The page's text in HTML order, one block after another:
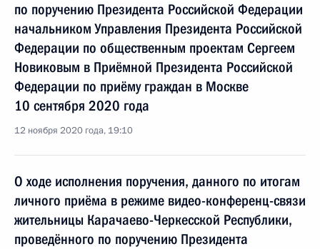
по поручению Президента Российской Федерации
начальником Управления Президента Российской
Федерации по общественным проектам Сергеем
Новиковым в Приёмной Президента Российской
Федерации по приёму граждан в Москве
10 сентября 2020 года
12 ноября 2020 года, 19:10
О ходе исполнения поручения, данного по итогам
личного приёма в режиме видео-конференц-связи
жительницы Карачаево-Черкесской Республики,
проведённого по поручению Президента